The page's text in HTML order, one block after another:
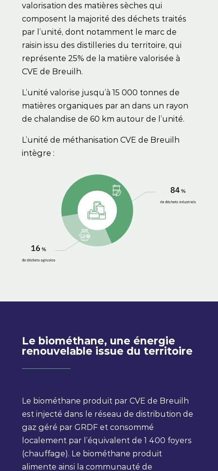
valorisation des matières sèches qui
composent la majorité des déchets traités
par l’unité, dont notamment le marc de
raisin issu des distilleries du territoire, qui
représente 25% de la matière valorisée à
CVE de Breuilh.
L’unité valorise jusqu’à 15 000 tonnes de
matières organiques par an dans un rayon
de chalandise de 60 km autour de l’unité.
L’unité de méthanisation CVE de Breuilh
intègre :
Le biométhane, une énergie
renouvelable issue du territoire
Le biométhane produit par CVE de Breuilh
est injecté dans le réseau de distribution de
gaz géré par GRDF et consommé
localement par l’équivalent de 1 400 foyers
(chauffage). Le biométhane produit
alimente ainsi la communauté de